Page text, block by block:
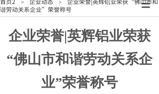
＞ ＞
谐劳动关系企业”荣誉称号
企业荣誉|英辉铝业荣获
“佛山市和谐劳动关系企
业”荣誉称号